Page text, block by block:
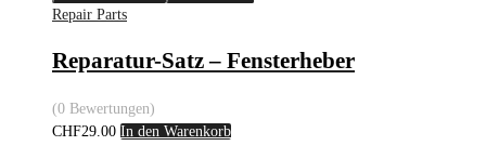
Repair Parts
Reparatur-Satz – Fensterheber
(0 Bewertungen)
CHF29.00 In den Warenkorb